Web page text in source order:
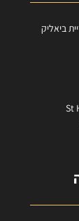
St